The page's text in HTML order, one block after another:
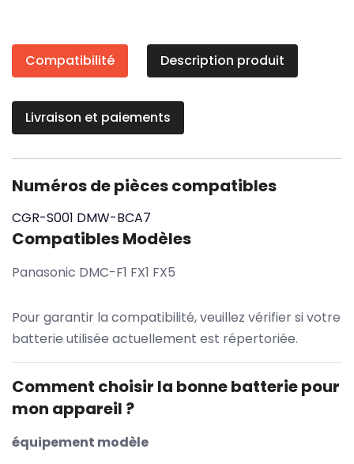
Compatibilité Description produit
Livraison et paiements
Numéros de pièces compatibles
CGR-S001 DMW-BCA7
Compatibles Modèles
Panasonic DMC-F1 FX1 FX5
Pour garantir la compatibilité, veuillez vérifier si votre
batterie utilisée actuellement est répertoriée.
Comment choisir la bonne batterie pour
mon appareil ?
équipement modèle